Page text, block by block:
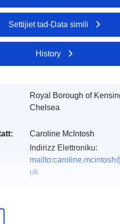
Settijiet tad-Data simili
History
Royal Borough of
Chelsea
Caroline McIntosh
Indirizz Elettroniku:
uk